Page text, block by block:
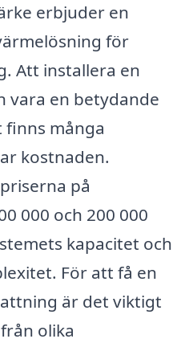
erbjuder en
för
Att installera en
vara en betydande
många
kostnaden.
på
000 och 200 000
kapacitet och
För att få en
är det viktigt
olika